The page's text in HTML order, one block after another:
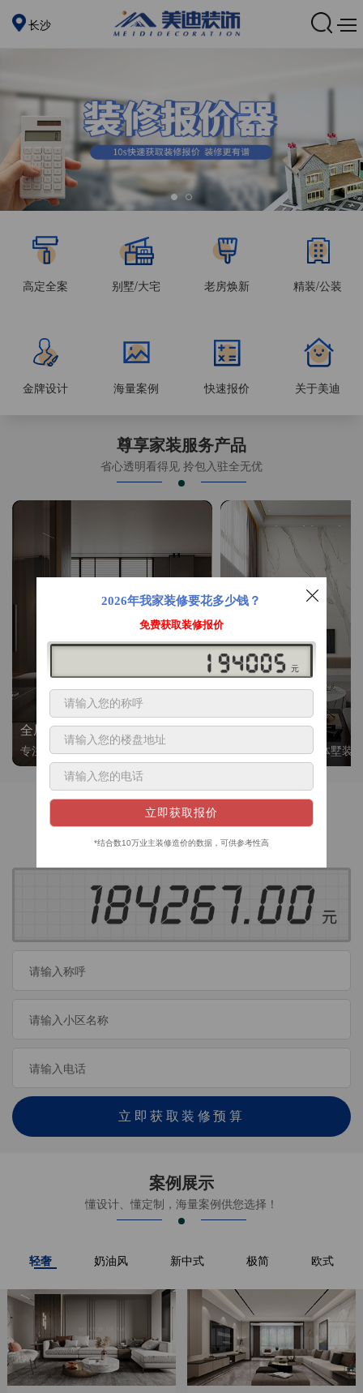
长沙
高定全案 别墅/大宅 老房焕新 精装/公装
金牌设计 海量案例 快速报价 关于美迪
尊享家装服务产品
省心透明看得见 拎包入驻全无优
全屋整装
专注整装24年，高标准，选美迪 十年后仍爱我家
别墅大平层
高端私人定制，整体墅装
获取装修预算
立即获取装修预算
案例展示
懂设计、懂定制，海量案例供您选择！
轻奢 奶油风 新中式 极简 欧式